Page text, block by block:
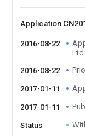
Application
2016-08-22
Ltd
2016-08-22
2017-01-11
2017-01-11
Status